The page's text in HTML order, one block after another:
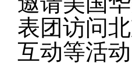
表团访问
互动等活动